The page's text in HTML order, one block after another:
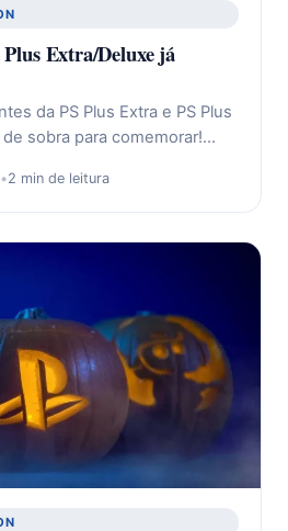
Extra/Deluxe já
da PS Plus Extra e PS Plus
sobra para comemorar!…
•2 min de leitura